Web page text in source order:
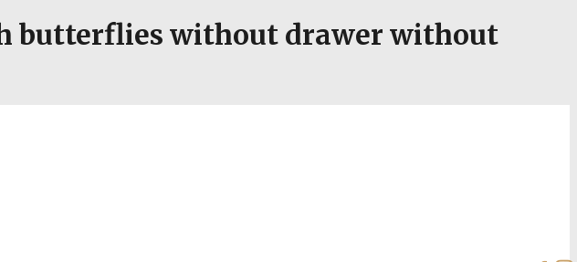
butterflies without drawer without